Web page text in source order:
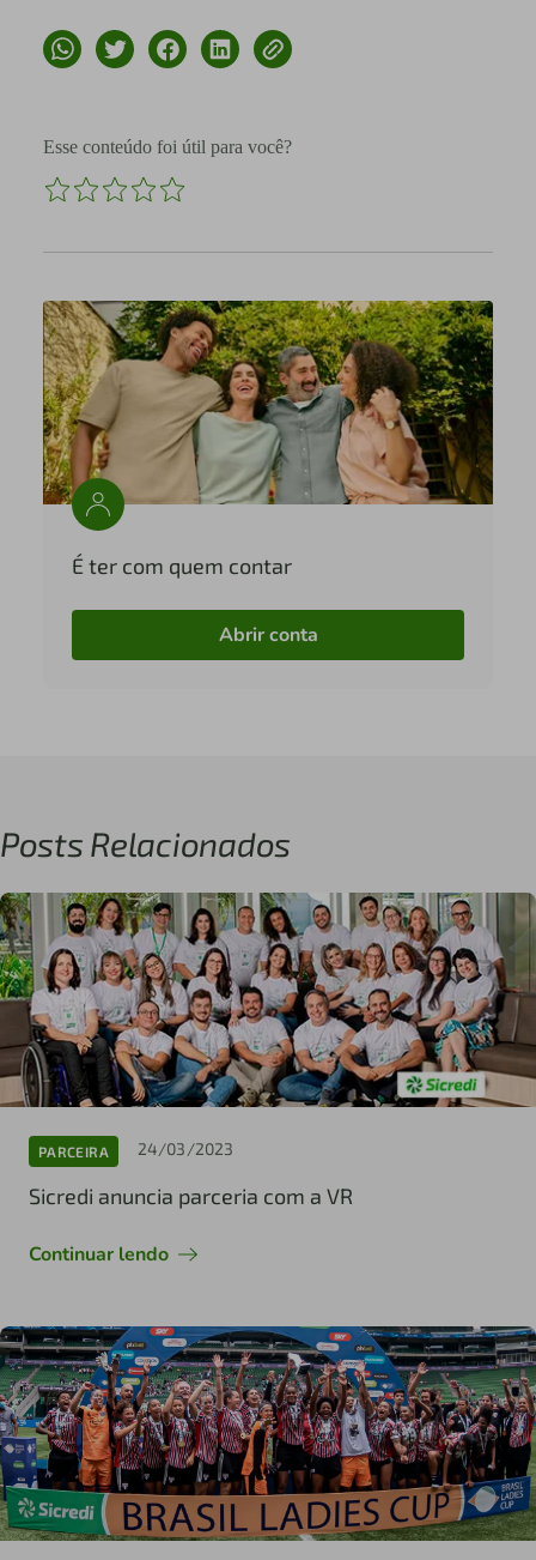
Esse conteúdo foi útil para você?
É ter com quem contar
Abrir conta
Posts Relacionados
PARCEIRA 24/03/2023
Sicredi anuncia parceria com a VR
Continuar lendo